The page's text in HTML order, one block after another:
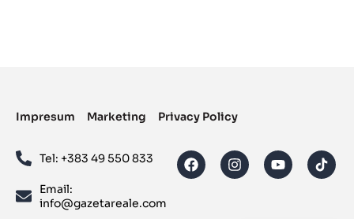
Impresum Marketing Privacy Policy
Tel: ‪+383 49 550 833‬
Email:
info@gazetareale.com